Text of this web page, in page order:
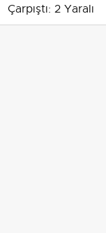
Çarpıştı: 2 Yaralı